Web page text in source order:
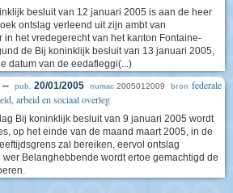
besluit van 12 januari 2005 is aan de heer
ontslag verleend uit zijn ambt van
in het vredegerecht van het kanton Fontaine-
de Bij koninklijk besluit van 13 januari 2005,
datum van de eedafleggi(...)
-- pub. 20/01/2005 numac 2005012009 bron federale
arbeid en sociaal overleg
Bij koninklijk besluit van 9 januari 2005 wordt
op het einde van de maand maart 2005, in de
zal bereiken, eervol ontslag
Belanghebbende wordt ertoe gemachtigd de